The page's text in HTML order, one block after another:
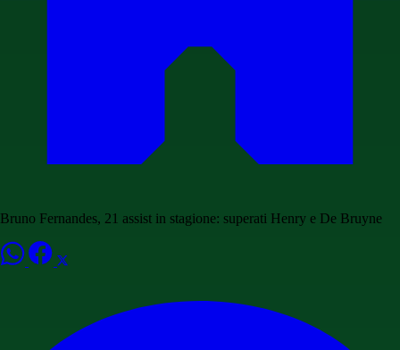
Bruno Fernandes, 21 assist in stagione: superati Henry e De Bruyne